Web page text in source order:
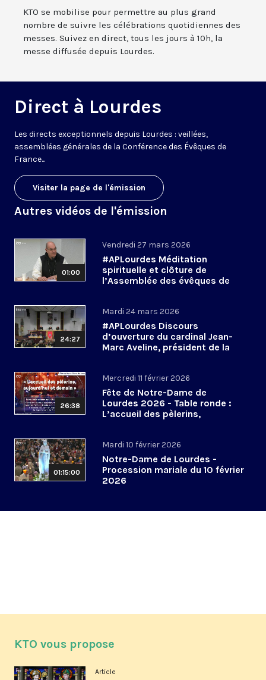
KTO se mobilise pour permettre au plus grand
nombre de suivre les célébrations quotidiennes des
messes. Suivez en direct, tous les jours à 10h, la
messe diffusée depuis Lourdes.
Direct à Lourdes
Les directs exceptionnels depuis Lourdes : veillées,
assemblées générales de la Conférence des Évêques de
France...
Visiter la page de l'émission
Autres vidéos de l'émission
01:00
Vendredi 27 mars 2026
#APLourdes Méditation
spirituelle et clôture de
l’Assemblée des évêques de
24:27
Mardi 24 mars 2026
#APLourdes Discours
d’ouverture du cardinal Jean-
Marc Aveline, président de la
26:38
Mercredi 11 février 2026
Fête de Notre-Dame de
Lourdes 2026 - Table ronde :
L’accueil des pèlerins,
01:15:00
Mardi 10 février 2026
Notre-Dame de Lourdes -
Procession mariale du 10 février
2026
KTO vous propose
Article